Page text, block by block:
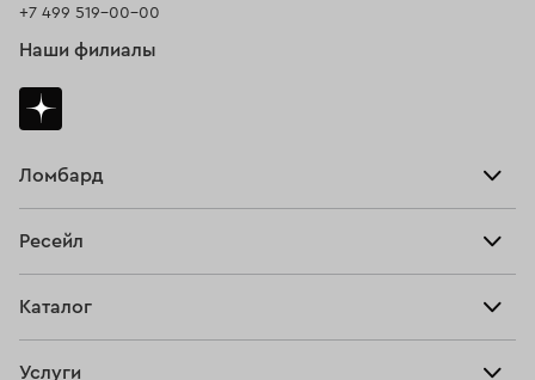
Ломбард
Тарифы
Ресейл
Каталог
Услуги
+7 499 519-00-00
Наши филиалы